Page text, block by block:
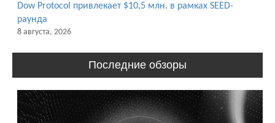
Dow Protocol привлекает $10,5 млн. в рамках SEED-
раунда
8 августа, 2026
Последние обзоры